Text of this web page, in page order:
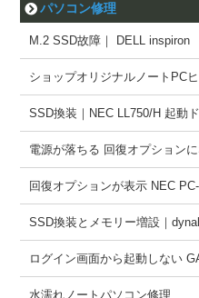
パソコン修理
M.2 SSD故障｜ DELL inspiron
ショップオリジナルノートPC
SSD換装｜NEC LL750/H 起動
電源が落ちる 回復オプション
回復オプションが表示 NEC
SSD換装とメモリー増設｜
ログイン画面から起動しない
水濡れノートパソコン修理